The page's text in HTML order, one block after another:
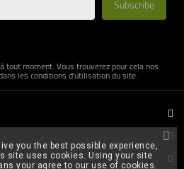
tout moment. Vous trouverez pour cela nos
les conditions d'utilisation du site.
you the best possible experience,
site uses cookies. Using your site
your agree to our use of cookies.